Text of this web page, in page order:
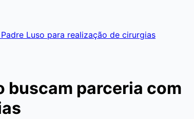
Luso para realização de cirurgias
buscam parceria com